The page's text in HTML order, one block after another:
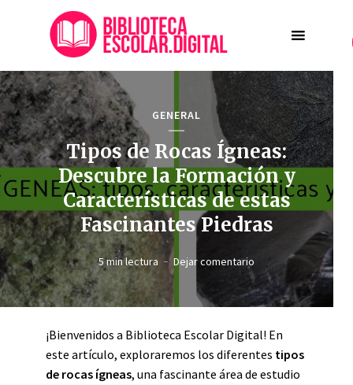
GENERAL
Tipos de Rocas Ígneas:
Descubre la Formación y
Características de estas
Fascinantes Piedras
5 min lectura Dejar comentario
¡Bienvenidos a Biblioteca Escolar Digital! En
este artículo, exploraremos los diferentes tipos
de rocas ígneas, una fascinante área de estudio